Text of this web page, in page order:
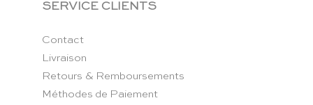
SERVICE CLIENTS
Contact
Livraison
Retours & Remboursements
Méthodes de Paiement